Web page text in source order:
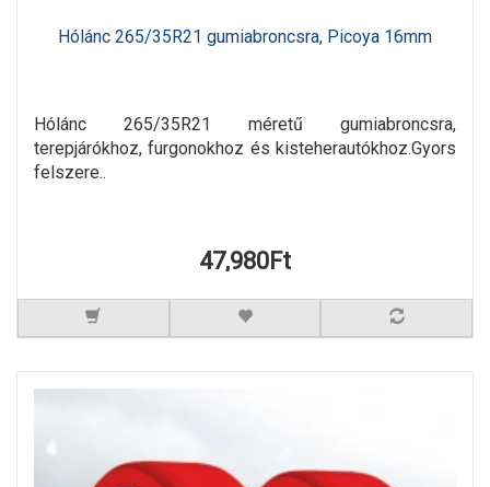
Hólánc 265/35R21 gumiabroncsra, Picoya 16mm
Hólánc 265/35R21 méretű gumiabroncsra,
terepjárókhoz, furgonokhoz és kisteherautókhoz.Gyors
felszere..
47,980Ft